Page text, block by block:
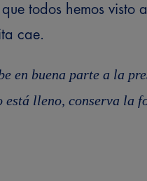
todos hemos visto
cae.
en buena parte a la
lleno, conserva la